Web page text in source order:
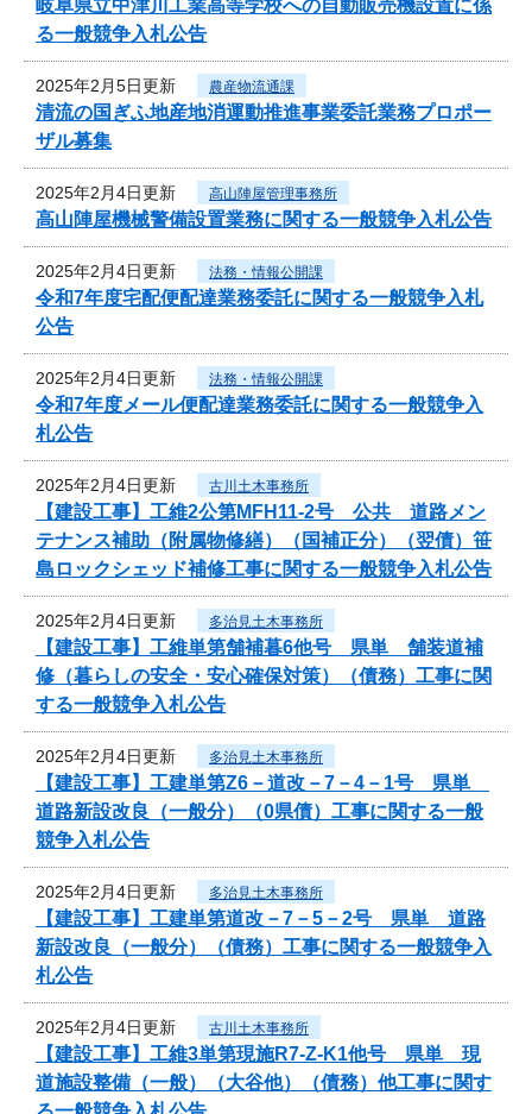
岐阜県立中津川工業高等学校への自動販売機設置に係
る一般競争入札公告
2025年2月5日更新 農産物流通課
清流の国ぎふ地産地消運動推進事業委託業務プロポー
ザル募集
2025年2月4日更新 高山陣屋管理事務所
高山陣屋機械警備設置業務に関する一般競争入札公告
2025年2月4日更新 法務・情報公開課
令和7年度宅配便配達業務委託に関する一般競争入札
公告
2025年2月4日更新 法務・情報公開課
令和7年度メール便配達業務委託に関する一般競争入
札公告
2025年2月4日更新 古川土木事務所
【建設工事】工維2公第MFH11-2号 公共 道路メン
テナンス補助（附属物修繕）（国補正分）（翌債）笹
島ロックシェッド補修工事に関する一般競争入札公告
2025年2月4日更新 多治見土木事務所
【建設工事】工維単第舗補暮6他号 県単 舗装道補
修（暮らしの安全・安心確保対策）（債務）工事に関
する一般競争入札公告
2025年2月4日更新 多治見土木事務所
【建設工事】工建単第Z6－道改－7－4－1号 県単
道路新設改良（一般分）（0県債）工事に関する一般
競争入札公告
2025年2月4日更新 多治見土木事務所
【建設工事】工建単第道改－7－5－2号 県単 道路
新設改良（一般分）（債務）工事に関する一般競争入
札公告
2025年2月4日更新 古川土木事務所
【建設工事】工維3単第現施R7-Z-K1他号 県単 現
道施設整備（一般）（大谷他）（債務）他工事に関す